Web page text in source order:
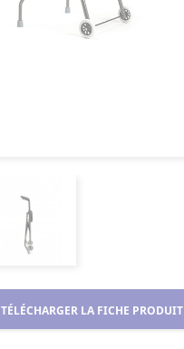
TÉLÉCHARGER LA FICHE PRODUIT